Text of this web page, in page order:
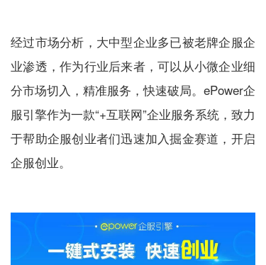
经过市场分析，大中型企业多已被老牌企服企
业渗透，作为行业后来者，可以从小微企业细
分市场切入，精准服务，快速破局。ePower企
服引擎作为一款“+互联网”企业服务系统，致力
于帮助企服创业者们迅速加入掘金赛道，开启
企服创业。